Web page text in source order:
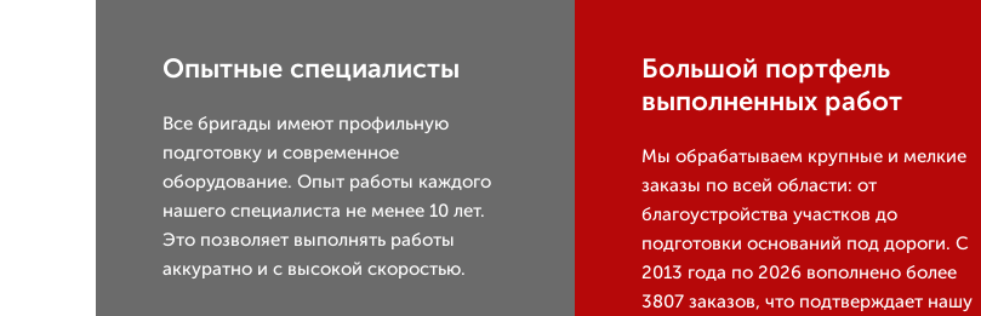
Опытные специалисты
Все бригады имеют профильную
подготовку и современное
оборудование. Опыт работы каждого
нашего специалиста не менее 10 лет.
Это позволяет выполнять работы
аккуратно и с высокой скоростью.
Большой портфель
выполненных работ
Мы обрабатываем крупные и мелкие
заказы по всей области: от
благоустройства участков до
подготовки оснований под дороги. С
2013 года по 2026 вополнено более
3807 заказов, что подтверждает нашу